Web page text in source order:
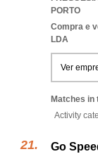
PORTO
Compra e
LDA
Ver
Matches in
Activity
Go